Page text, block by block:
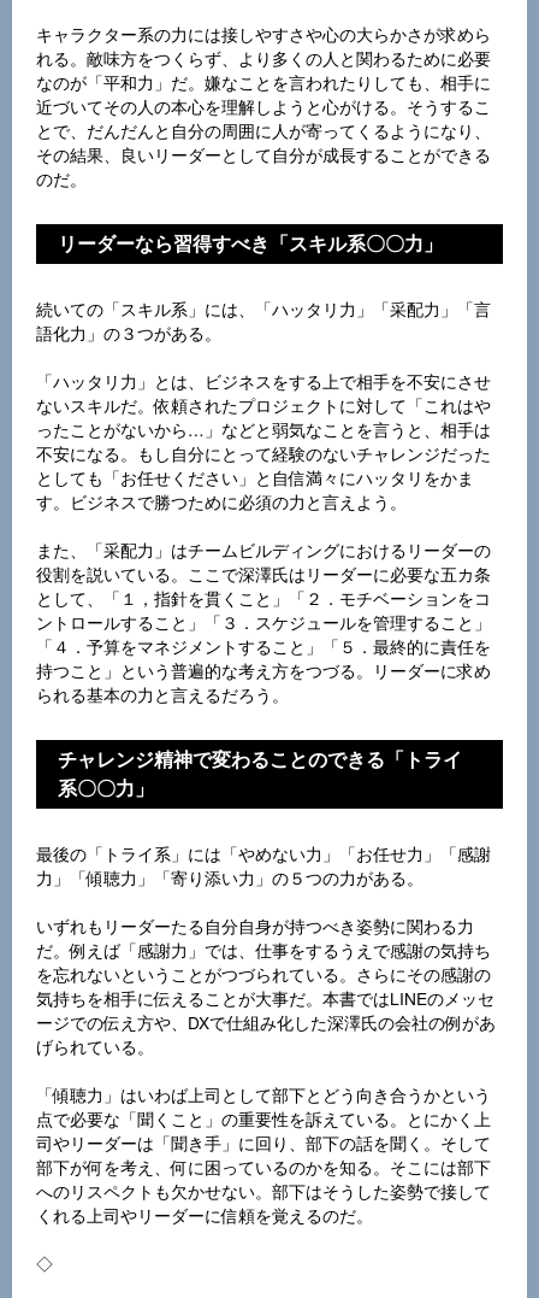
キャラクター系の力には接しやすさや心の大らかさが求めら
れる。敵味方をつくらず、より多くの人と関わるために必要
なのが「平和力」だ。嫌なことを言われたりしても、相手に
近づいてその人の本心を理解しようと心がける。そうするこ
とで、だんだんと自分の周囲に人が寄ってくるようになり、
その結果、良いリーダーとして自分が成長することができる
のだ。
リーダーなら習得すべき「スキル系〇〇力」
続いての「スキル系」には、「ハッタリ力」「采配力」「言
語化力」の３つがある。
「ハッタリ力」とは、ビジネスをする上で相手を不安にさせ
ないスキルだ。依頼されたプロジェクトに対して「これはや
ったことがないから…」などと弱気なことを言うと、相手は
不安になる。もし自分にとって経験のないチャレンジだった
としても「お任せください」と自信満々にハッタリをかま
す。ビジネスで勝つために必須の力と言えよう。
また、「采配力」はチームビルディングにおけるリーダーの
役割を説いている。ここで深澤氏はリーダーに必要な五カ条
として、「１，指針を貫くこと」「２．モチベーションをコ
ントロールすること」「３．スケジュールを管理すること」
「４．予算をマネジメントすること」「５．最終的に責任を
持つこと」という普遍的な考え方をつづる。リーダーに求め
られる基本の力と言えるだろう。
チャレンジ精神で変わることのできる「トライ
系〇〇力」
最後の「トライ系」には「やめない力」「お任せ力」「感謝
力」「傾聴力」「寄り添い力」の５つの力がある。
いずれもリーダーたる自分自身が持つべき姿勢に関わる力
だ。例えば「感謝力」では、仕事をするうえで感謝の気持ち
を忘れないということがつづられている。さらにその感謝の
気持ちを相手に伝えることが大事だ。本書ではLINEのメッセ
ージでの伝え方や、DXで仕組み化した深澤氏の会社の例があ
げられている。
「傾聴力」はいわば上司として部下とどう向き合うかという
点で必要な「聞くこと」の重要性を訴えている。とにかく上
司やリーダーは「聞き手」に回り、部下の話を聞く。そして
部下が何を考え、何に困っているのかを知る。そこには部下
へのリスペクトも欠かせない。部下はそうした姿勢で接して
くれる上司やリーダーに信頼を覚えるのだ。
◇